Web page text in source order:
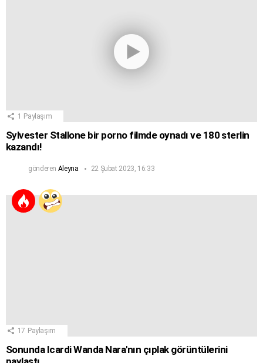
1 Paylaşım
Sylvester Stallone bir porno filmde oynadı ve 180 sterlin
kazandı!
gönderen Aleyna 22 Şubat 2023, 16:33
17 Paylaşım
Sonunda Icardi Wanda Nara'nın çıplak görüntülerini